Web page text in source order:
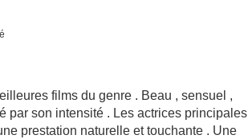
films du genre . Beau , sensuel ,
par son intensité . Les actrices principales
prestation naturelle et touchante . Une